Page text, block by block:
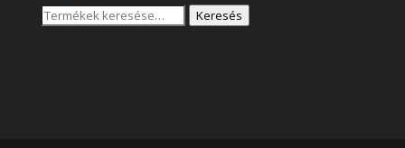
Keresés
Keresés